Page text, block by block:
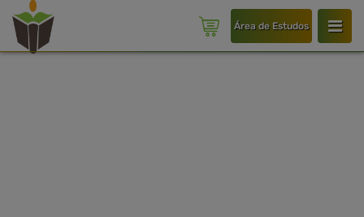
Área de Estudos